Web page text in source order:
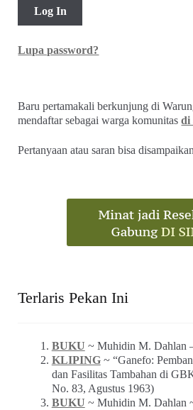
Lupa password?
Baru pertamakali berkunjung di
mendaftar sebagai warga komunitasdi
Pertanyaan atau saran bisa
Terlaris Pekan Ini
BUKU ~ Muhidin M. Dahlan
KLIPING~ “Ganefo:
dan Fasilitas Tambahan di
No. 83, Agustus 1963)
BUKU ~ Muhidin M. Dahlan